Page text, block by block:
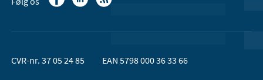
CVR-nr. 37 05 24 85 EAN 5798 000 36 33 66